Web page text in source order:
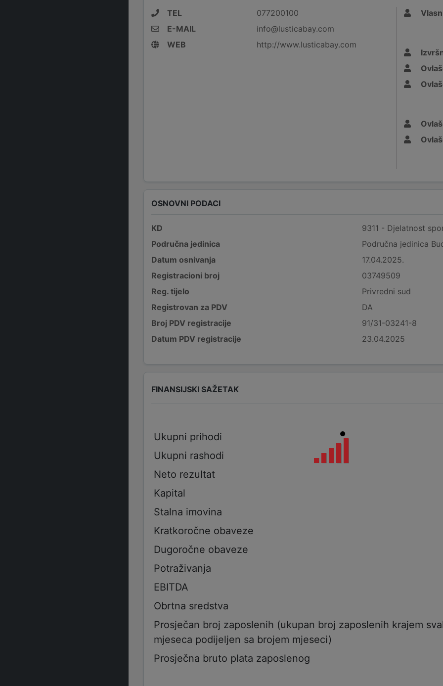
TEL
077200100
E-MAIL
info@lusticabay.com
WEB
http://www.lusticabay.com
OSNOVNI PODACI
KD
9311 - Djelatnost
Područna jedinica
Područna jedinica
Datum osnivanja
17.04.2025.
Registracioni broj
03749509
Reg. tijelo
Privredni sud
Registrovan za PDV
DA
Broj PDV registracije
91/31-03241-8
Datum PDV registracije
23.04.2025
FINANSIJSKI SAŽETAK
Ukupni prihodi
Ukupni rashodi
Neto rezultat
Kapital
Stalna imovina
Kratkoročne obaveze
Dugoročne obaveze
Potraživanja
EBITDA
Obrtna sredstva
Prosječan broj zaposlenih (ukupan broj zaposlenih krajem
mjeseca podijeljen sa brojem mjeseci)
Prosječna bruto plata zaposlenog